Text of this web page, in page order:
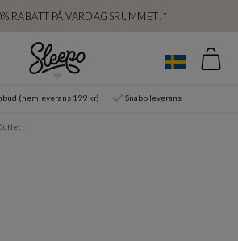
RABATT PÅ VARDAGSRUMMET!*
(hemleverans 199 kr) Snabb leverans